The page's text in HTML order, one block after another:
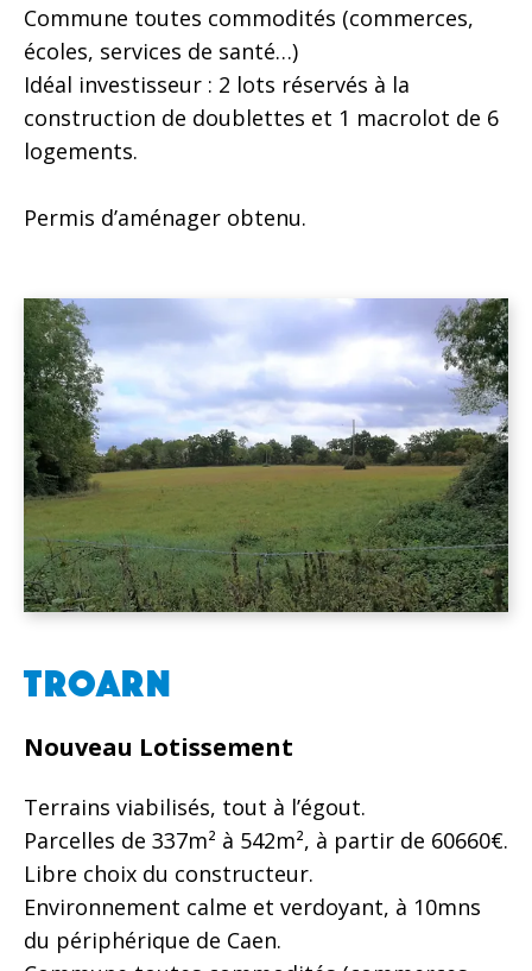
Commune toutes commodités (commerces,
écoles, services de santé…)
Idéal investisseur : 2 lots réservés à la
construction de doublettes et 1 macrolot de 6
logements.
Permis d’aménager obtenu.
TROARN
Nouveau Lotissement
Terrains viabilisés, tout à l’égout.
Parcelles de 337m² à 542m², à partir de 60660€.
Libre choix du constructeur.
Environnement calme et verdoyant, à 10mns
du périphérique de Caen.